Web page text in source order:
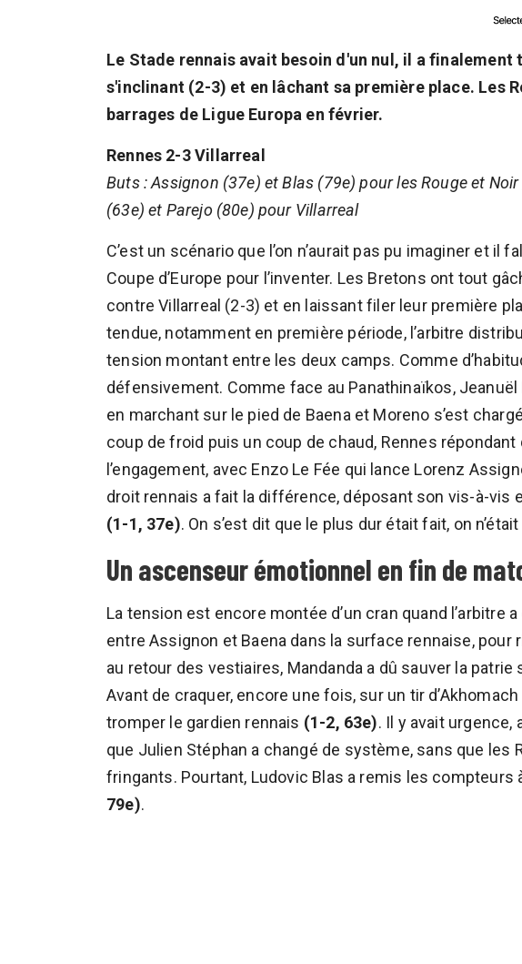
Le Stade rennais avait besoin d'un nul, il a
s'inclinant (2-3) et en lâchant sa première place. Les
barrages de Ligue Europa en février.
Rennes 2-3 Villarreal
Buts : Assignon (37e) et Blas (79e) pour les Rouge et
(63e) et Parejo (80e) pour Villarreal
C’est un scénario que l’on n’aurait pas pu imaginer et il
Coupe d’Europe pour l’inventer. Les Bretons ont tout
contre Villarreal (2-3) et en laissant filer leur première
tendue, notamment en première période, l’arbitre
tension montant entre les deux camps. Comme
défensivement. Comme face au Panathinaïkos,
en marchant sur le pied de Baena et Moreno s’est
coup de froid puis un coup de chaud, Rennes
l’engagement, avec Enzo Le Fée qui lance Lorenz
droit rennais a fait la différence, déposant son vis-à-vis
(1-1, 37e). On s’est dit que le plus dur était fait, on
Un ascenseur émotionnel en fin de
La tension est encore montée d’un cran quand l’arbitre
entre Assignon et Baena dans la surface rennaise, pour
au retour des vestiaires, Mandanda a dû sauver la patrie
Avant de craquer, encore une fois, sur un tir
tromper le gardien rennais (1-2, 63e). Il y avait urgence,
que Julien Stéphan a changé de système, sans que les
fringants. Pourtant, Ludovic Blas a remis les compteurs
79e).